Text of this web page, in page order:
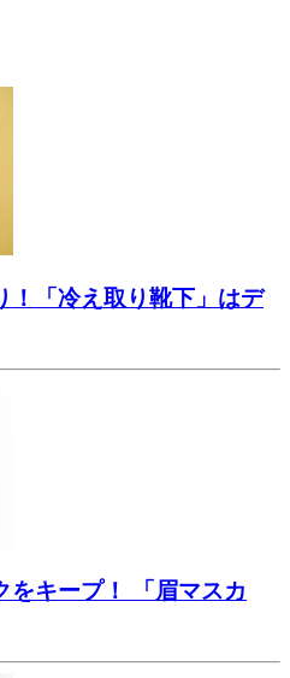
！「冷え取り靴下」はデ
をキープ！ 「眉マスカ